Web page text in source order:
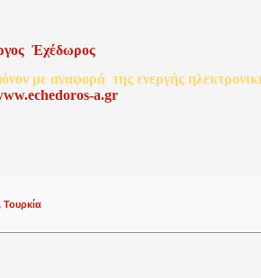
Ἐχέδωρος
με αναφορά της ενεργής
a.gr
Τουρκία